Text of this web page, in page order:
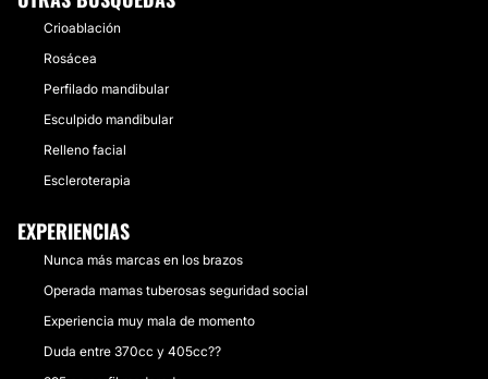
Crioablación
Rosácea
Perfilado mandibular
Esculpido mandibular
Relleno facial
Escleroterapia
EXPERIENCIAS
Nunca más marcas en los brazos
Operada mamas tuberosas seguridad social
Experiencia muy mala de momento
Duda entre 370cc y 405cc??